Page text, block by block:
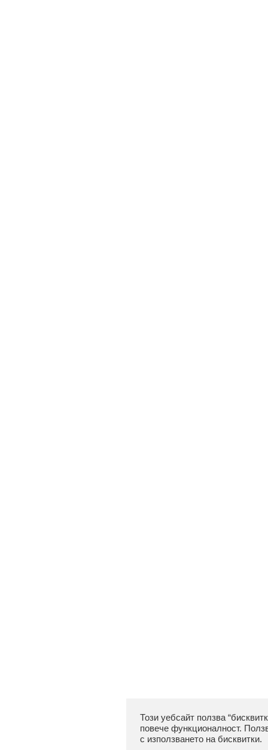
Този уебсайт ползва
повече функционалност.
с използването на бисквитки.